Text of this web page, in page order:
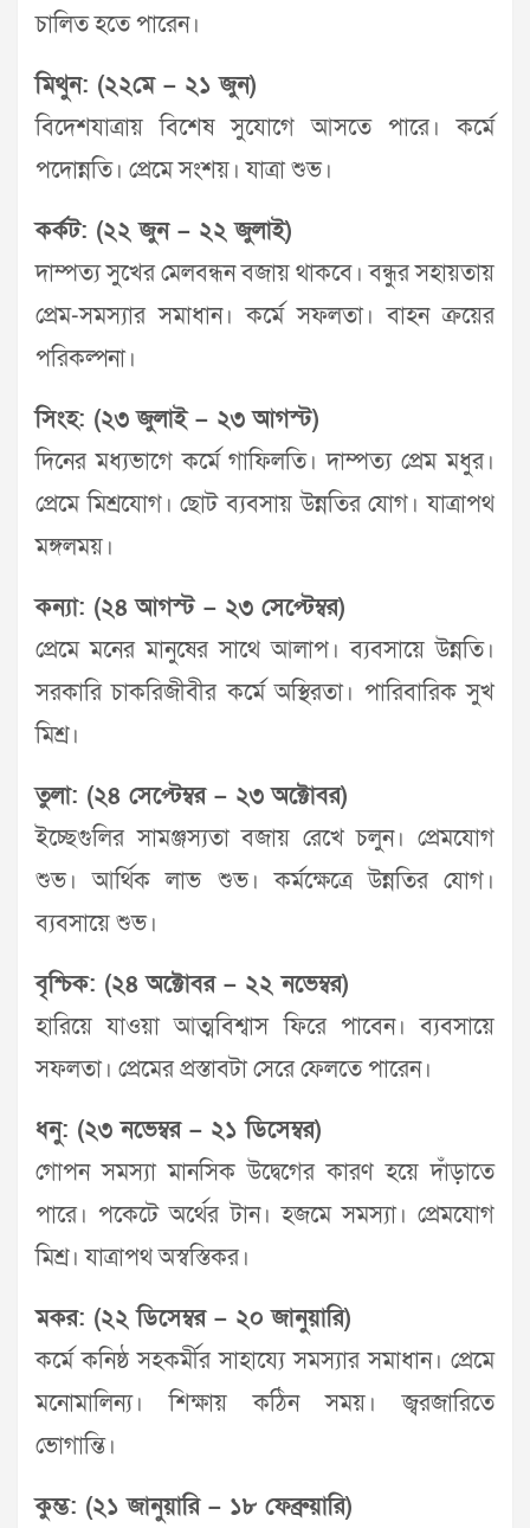
চালিত হতে পারেন।
মিথুন: (২২মে – ২১ জুন)
বিদেশযাত্রায় বিশেষ সুযোগে আসতে পারে। কর্মে
পদোন্নতি। প্রেমে সংশয়। যাত্রা শুভ।
কর্কট: (২২ জুন – ২২ জুলাই)
দাম্পত্য সুখের মেলবন্ধন বজায় থাকবে। বন্ধুর সহায়তায়
প্রেম-সমস্যার সমাধান। কর্মে সফলতা। বাহন ক্রয়ের
পরিকল্পনা।
সিংহ: (২৩ জুলাই – ২৩ আগস্ট)
দিনের মধ্যভাগে কর্মে গাফিলতি। দাম্পত্য প্রেম মধুর।
প্রেমে মিশ্রযোগ। ছোট ব্যবসায় উন্নতির যোগ। যাত্রাপথ
মঙ্গলময়।
কন্যা: (২৪ আগস্ট – ২৩ সেপ্টেম্বর)
প্রেমে মনের মানুষের সাথে আলাপ। ব্যবসায়ে উন্নতি।
সরকারি চাকরিজীবীর কর্মে অস্থিরতা। পারিবারিক সুখ
মিশ্র।
তুলা: (২৪ সেপ্টেম্বর – ২৩ অক্টোবর)
ইচ্ছেগুলির সামঞ্জস্যতা বজায় রেখে চলুন। প্রেমযোগ
শুভ। আর্থিক লাভ শুভ। কর্মক্ষেত্রে উন্নতির যোগ।
ব্যবসায়ে শুভ।
বৃশ্চিক: (২৪ অক্টোবর – ২২ নভেম্বর)
হারিয়ে যাওয়া আত্মবিশ্বাস ফিরে পাবেন। ব্যবসায়ে
সফলতা। প্রেমের প্রস্তাবটা সেরে ফেলতে পারেন।
ধনু: (২৩ নভেম্বর – ২১ ডিসেম্বর)
গোপন সমস্যা মানসিক উদ্বেগের কারণ হয়ে দাঁড়াতে
পারে। পকেটে অর্থের টান। হজমে সমস্যা। প্রেমযোগ
মিশ্র। যাত্রাপথ অস্বস্তিকর।
মকর: (২২ ডিসেম্বর – ২০ জানুয়ারি)
কর্মে কনিষ্ঠ সহকর্মীর সাহায্যে সমস্যার সমাধান। প্রেমে
মনোমালিন্য। শিক্ষায় কঠিন সময়। জ্বরজারিতে
ভোগান্তি।
কুম্ভ: (২১ জানুয়ারি – ১৮ ফেব্রুয়ারি)